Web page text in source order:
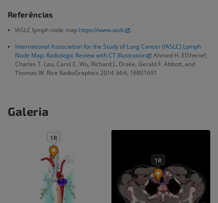
Referências
IASLC lymph node map https://www.iaslc
.
International Association for the Study of Lung Cancer (IASLC) Lymph
Node Map: Radiologic Review with CT Illustration
Ahmed H. ElSherief,
Charles T. Lau, Carol C. Wu, Richard L. Drake, Gerald F. Abbott, and
Thomas W. Rice RadioGraphics 2014 34:6, 16801691
Galeria